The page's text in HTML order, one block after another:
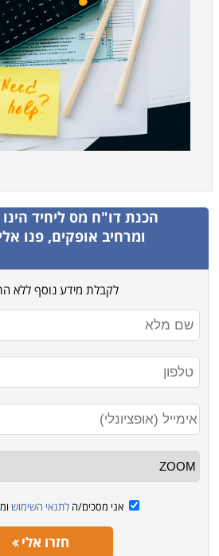
הכנת דו"ח מס ליחיד
ומרחיב אופקים, פנו
לקבלת מידע נוסף ללא
אני מסכים/ה לתנאי השימוש
חזרו אלי